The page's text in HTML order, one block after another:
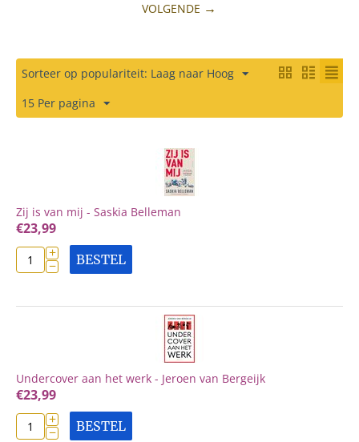
VOLGENDE
Sorteer op populariteit: Laag naar Hoog
15 Per pagina
Zij is van mij - Saskia Belleman
€23,99
+
− BESTEL
Undercover aan het werk - Jeroen van Bergeijk
€23,99
+
− BESTEL